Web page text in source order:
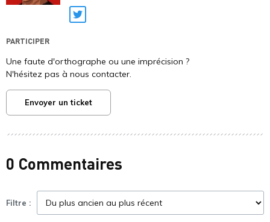
Twitter
PARTICIPER
Une faute d'orthographe ou une imprécision ?
N'hésitez pas à nous contacter.
Envoyer un ticket
0 Commentaires
Filtre :